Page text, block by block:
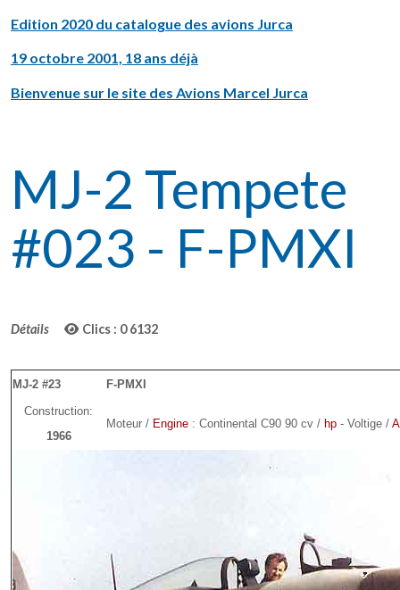
Edition 2020 du catalogue des avions Jurca
19 octobre 2001, 18 ans déjà
Bienvenue sur le site des Avions Marcel Jurca
MJ-2 Tempete
#023 - F-PMXI
Détails Clics : 06132
MJ-2 #23
F-PMXI
Construction:
1966
Moteur / Engine : Continental C90 90 cv / hp - Voltige /